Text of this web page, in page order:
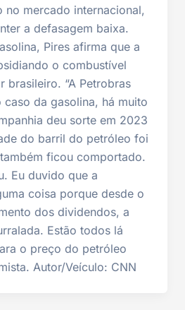
no mercado internacional,
a defasagem baixa.
Pires afirma que a
o combustível
brasileiro. “A Petrobras
caso da gasolina, há muito
deu sorte em 2023
do barril do petróleo foi
ficou comportado.
Eu duvido que a
coisa porque desde o
dos dividendos, a
Estão todos lá
o preço do petróleo
Autor/Veículo: CNN